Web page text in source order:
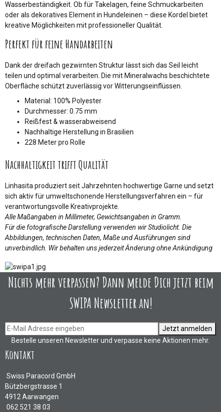
Wasserbeständigkeit. Ob für Takelagen, feine Schmuckarbeiten
oder als dekoratives Element in Hundeleinen – diese Kordel bietet
kreative Möglichkeiten mit professioneller Qualität.
Perfekt für feine Handarbeiten
Dank der dreifach gezwirnten Struktur lässt sich das Seil leicht
teilen und optimal verarbeiten. Die mit Mineralwachs beschichtete
Oberfläche schützt zuverlässig vor Witterungseinflüssen.
Material: 100% Polyester
Durchmesser: 0.75 mm
Reißfest & wasserabweisend
Nachhaltige Herstellung in Brasilien
228 Meter pro Rolle
Nachhaltigkeit trifft Qualität
Linhasita produziert seit Jahrzehnten hochwertige Garne und setzt
sich aktiv für umweltschonende Herstellungsverfahren ein – für
verantwortungsvolle Kreativprojekte.
Alle Maßangaben in Millimeter, Gewichtsangaben in Gramm.
Für die fotografische Darstellung verwenden wir Studiolicht. Die
Abbildungen, technischen Daten, Maße und Ausführungen sind
unverbindlich. Wir behalten uns jederzeit Änderung ohne Ankündigung
Nichts mehr verpassen? Dann melde Dich jetzt beim
SWIPA Newsletter an!
Jetzt anmelden
Bestelle unseren Newsletter und verpasse keine Aktionen mehr.
Kontakt
Swiss Paracord GmbH
Bützbergstrasse 1
4912 Aarwangen
062 521 38 03